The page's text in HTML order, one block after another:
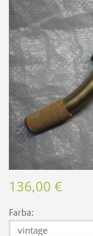
136,00 €
Farba: